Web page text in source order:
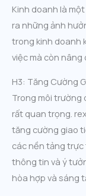
Kinh doanh là
ra những ảnh
trong kinh doanh
việc mà còn nâng
H3: Tăng Cường
Trong môi trường
rất quan trọng.
tăng cường giao
các nền tảng
thông tin và ý
hòa hợp và sáng